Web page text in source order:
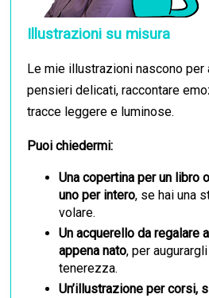
Illustrazioni su misura
Le mie illustrazioni nascono per
pensieri delicati, raccontare
tracce leggere e luminose.
Puoi chiedermi:
Una copertina per un libro
uno per intero, se hai una
volare.
Un acquerello da regalare
appena nato, per
tenerezza.
Un’illustrazione per corsi,